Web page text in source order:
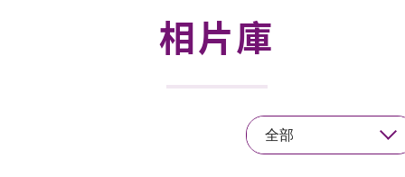
相片庫
全部